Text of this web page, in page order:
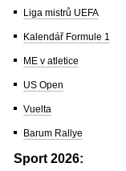
Liga mistrů UEFA
Kalendář Formule 1
ME v atletice
US Open
Vuelta
Barum Rallye
Sport 2026: